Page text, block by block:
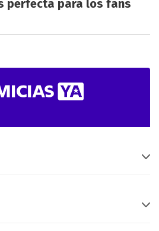
perfecta para los fans